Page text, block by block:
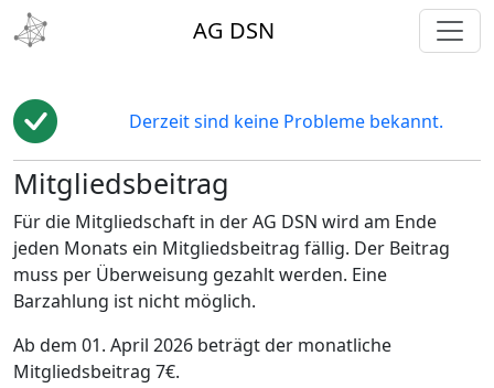
AG DSN
Derzeit sind keine Probleme bekannt.
Mitgliedsbeitrag
Für die Mitgliedschaft in der AG DSN wird am Ende
jeden Monats ein Mitgliedsbeitrag fällig. Der Beitrag
muss per Überweisung gezahlt werden. Eine
Barzahlung ist nicht möglich.
Ab dem 01. April 2026 beträgt der monatliche
Mitgliedsbeitrag 7€.